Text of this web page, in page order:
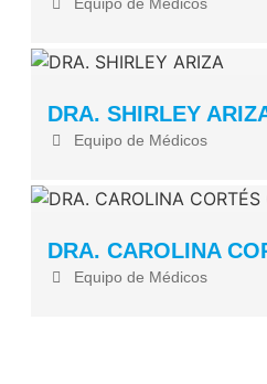
DRA. SHIRLEY
Equipo de Médicos
DRA. CAROLINA
Equipo de Médicos